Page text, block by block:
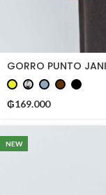
GORRO PUNTO
₲169.000
NEW